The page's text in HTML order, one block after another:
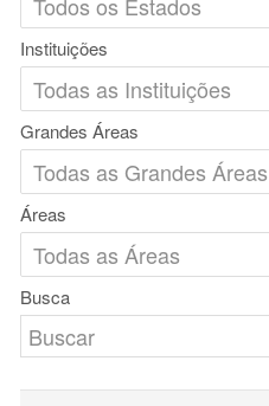
Instituições
Grandes Áreas
Áreas
Busca